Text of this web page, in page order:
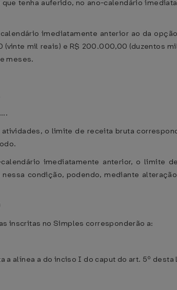
tenha auferido, no ano-calendário
imediatamente anterior ao da
mil reais) e R$ 200.000,00 (duzentos
meses.
o limite de receita bruta
imediatamente anterior, o limite
condição, podendo, mediante
inscritas no Simples corresponderão a:
a alínea a do inciso I do caput do art. 5º desta